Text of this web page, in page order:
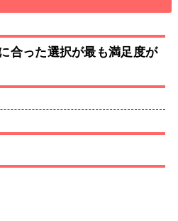
合った選択が最も満足度が